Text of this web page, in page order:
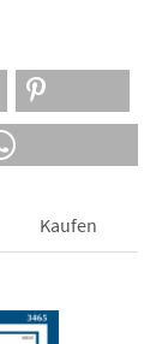
Kaufen